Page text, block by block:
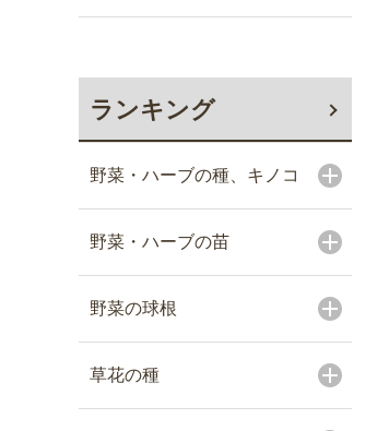
ランキング
野菜・ハーブの種、キノコ
野菜・ハーブの苗
野菜の球根
草花の種